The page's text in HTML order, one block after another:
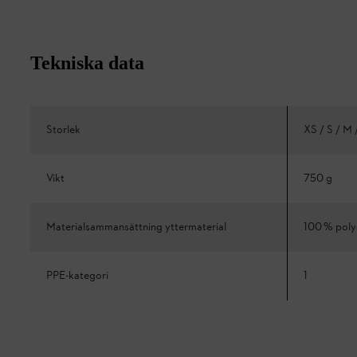
Tekniska data
Storlek XS / S /
Vikt 750 g
Materialsammansättning yttermaterial 100 %
PPE-kategori 1